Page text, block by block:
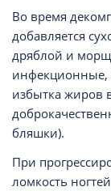
Во время
добавляется
дряблой и
инфекционные,
избытка жиров
бляшки).
При
ломкость